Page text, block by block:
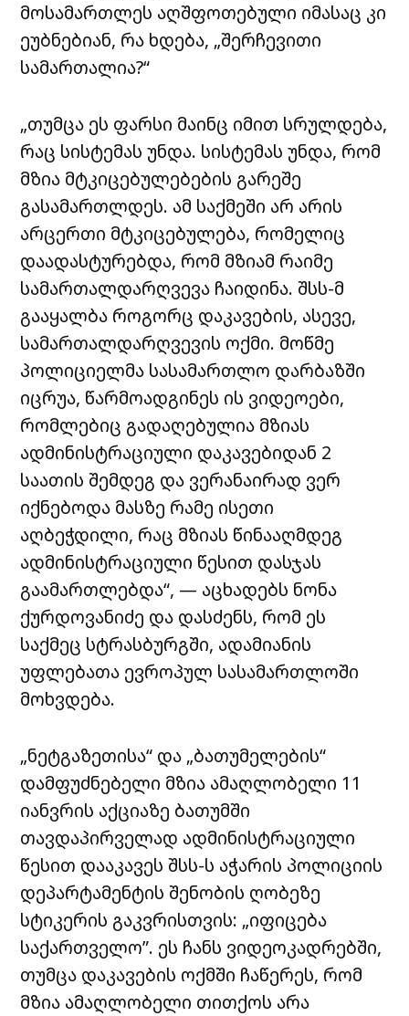
მოსამართლეს აღშფოთებული იმასაც კი
ეუბნებიან, რა ხდება, „შერჩევითი
სამართალია?“
„თუმცა ეს ფარსი მაინც იმით სრულდება,
რაც სისტემას უნდა. სისტემას უნდა, რომ
მზია მტკიცებულებების გარეშე
გასამართლდეს. ამ საქმეში არ არის
არცერთი მტკიცებულება, რომელიც
დაადასტურებდა, რომ მზიამ რაიმე
სამართალდარღვევა ჩაიდინა. შსს-მ
გააყალბა როგორც დაკავების, ასევე,
სამართალდარღვევის ოქმი. მოწმე
პოლიციელმა სასამართლო დარბაზში
იცრუა, წარმოადგინეს ის ვიდეოები,
რომლებიც გადაღებულია მზიას
ადმინისტრაციული დაკავებიდან 2
საათის შემდეგ და ვერანაირად ვერ
იქნებოდა მასზე რამე ისეთი
აღბეჭდილი, რაც მზიას წინააღმდეგ
ადმინისტრაციული წესით დასჯას
გაამართლებდა“, — აცხადებს ნონა
ქურდოვანიძე და დასძენს, რომ ეს
საქმეც სტრასბურგში, ადამიანის
უფლებათა ევროპულ სასამართლოში
მოხვდება.
„ნეტგაზეთისა“ და „ბათუმელების“
დამფუძნებელი მზია ამაღლობელი 11
იანვრის აქციაზე ბათუმში
თავდაპირველად ადმინისტრაციული
წესით დააკავეს შსს-ს აჭარის პოლიციის
დეპარტამენტის შენობის ღობეზე
სტიკერის გაკვრისთვის: „იფიცება
საქართველო”. ეს ჩანს ვიდეოკადრებში,
თუმცა დაკავების ოქმში ჩაწერეს, რომ
მზია ამაღლობელი თითქოს არა